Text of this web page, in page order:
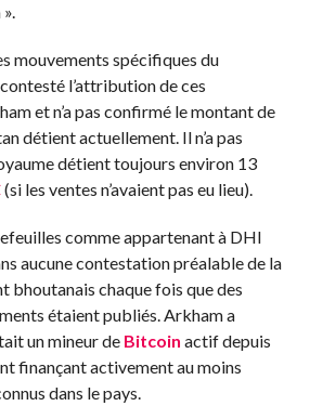
mouvements spécifiques du
contesté l’attribution de ces
et n’a pas confirmé le montant de
détient actuellement. Il n’a pas
détient toujours environ 13
(si les ventes n’avaient pas eu lieu).
comme appartenant à DHI
aucune contestation préalable de la
bhoutanais chaque fois que des
étaient publiés. Arkham a
un mineur de Bitcoin actif depuis
finançant activement au moins
dans le pays.